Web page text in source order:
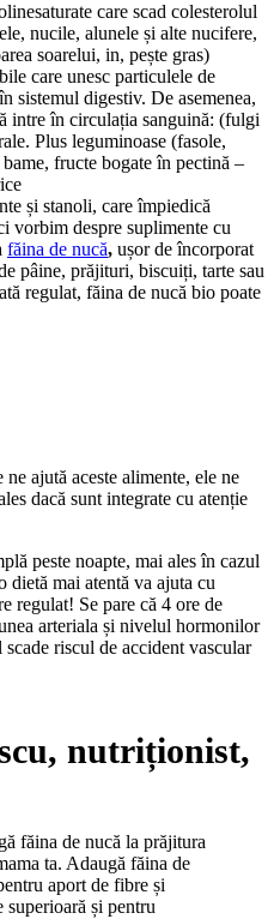
care scad colesterolul
nucile, alunele și alte nucifere,
soarelui, in, pește gras)
care unesc particulele de
sistemul digestiv. De asemenea,
intre în circulația sanguină: (fulgi
Plus leguminoase (fasole,
fructe bogate în pectină –
și stanoli, care împiedică
vorbim despre suplimente cu
făina de nucă, ușor de încorporat
pâine, prăjituri, biscuiți, tarte sau
regulat, făina de nucă bio poate
ajută aceste alimente, ele ne
dacă sunt integrate cu atenție
peste noapte, mai ales în cazul
dietă mai atentă va ajuta cu
regulat! Se pare că 4 ore de
arteriala și nivelul hormonilor
riscul de accident vascular
nutriționist,
făina de nucă la prăjitura
ta. Adaugă făina de
aport de fibre și
superioară și pentru